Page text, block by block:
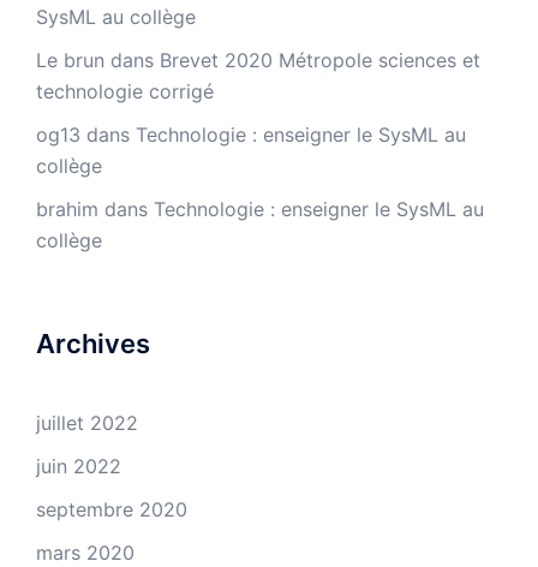
SysML au collège
Le brun dans Brevet 2020 Métropole sciences et
technologie corrigé
og13 dans Technologie : enseigner le SysML au
collège
brahim dans Technologie : enseigner le SysML au
collège
Archives
juillet 2022
juin 2022
septembre 2020
mars 2020